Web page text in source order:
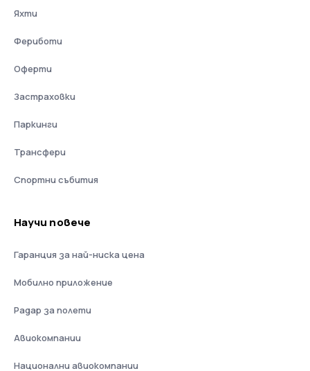
Яхти
Фериботи
Оферти
Застраховки
Паркинги
Трансфери
Спортни събития
Научи повече
Гаранция за най-ниска цена
Мобилно приложение
Радар за полети
Авиокомпании
Национални авиокомпании